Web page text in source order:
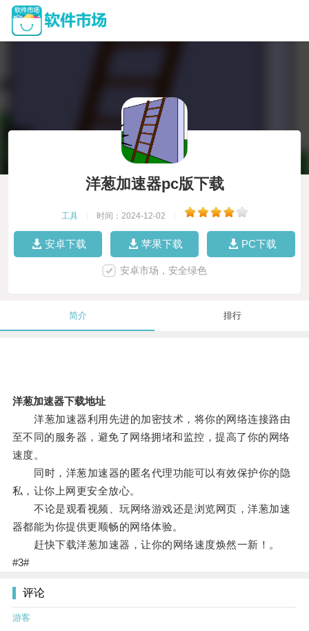
洋葱加速器pc版下载
工具 时间：2024-12-02
安卓下载 苹果下载 PC下载
安卓市场，安全绿色
简介 排行
洋葱加速器下载地址
洋葱加速器利用先进的加密技术，将你的网络连接路由
至不同的服务器，避免了网络拥堵和监控，提高了你的网络
速度。
同时，洋葱加速器的匿名代理功能可以有效保护你的隐
私，让你上网更安全放心。
不论是观看视频、玩网络游戏还是浏览网页，洋葱加速
器都能为你提供更顺畅的网络体验。
赶快下载洋葱加速器，让你的网络速度焕然一新！。
#3#
评论
游客